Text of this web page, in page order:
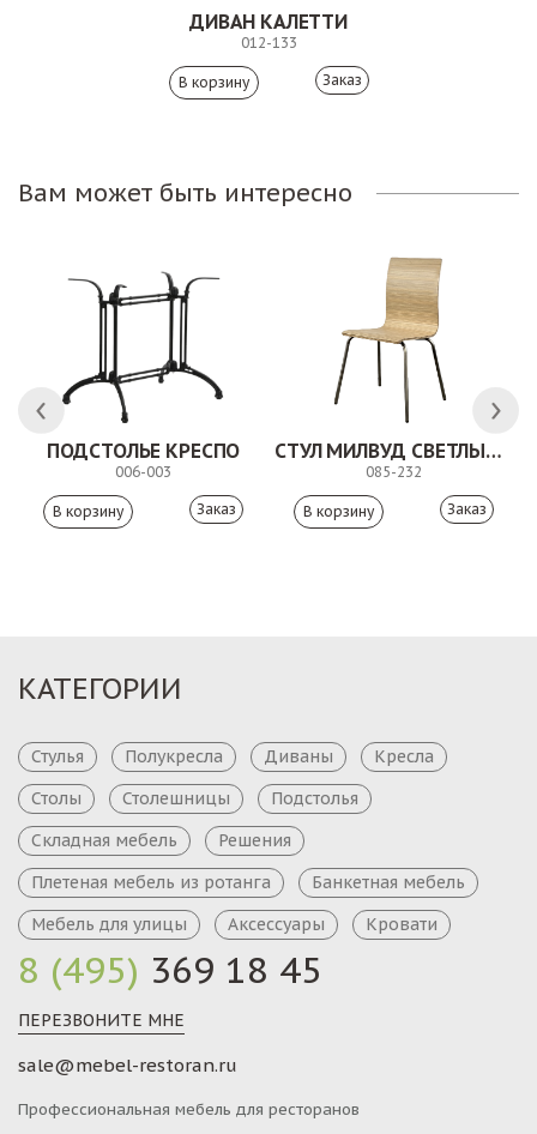
ДИВАН КАЛЕТТИ
012-133
Заказ
Вам может быть интересно
ПОДСТОЛЬЕ КРЕСПО
006-003
Заказ
СТУЛ МИЛВУД СВЕТЛЫЙ ШЕЛК
085-232
Заказ
8 (495) 369 18 45
ПЕРЕЗВОНИТЕ МНЕ
sale@mebel-restoran.ru
Профессиональная мебель для ресторанов
КАТЕГОРИИ
Стулья Полукресла Диваны
Кресла
Столы
Столешницы
Подстолья
Складная мебель
Решения
Плетеная мебель из ротанга
Банкетная мебель
Мебель для улицы
Аксессуары Кровати